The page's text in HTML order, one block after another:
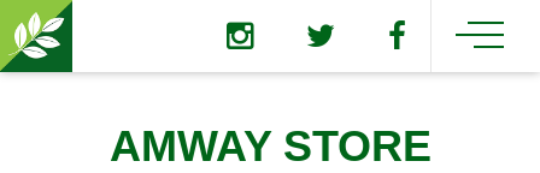
AMWAY STORE